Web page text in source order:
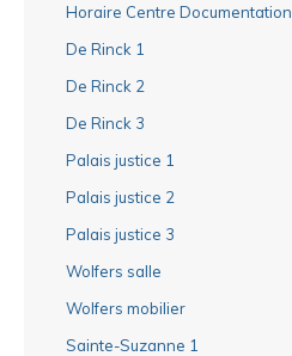
Horaire Centre Documentation
De Rinck 1
De Rinck 2
De Rinck 3
Palais justice 1
Palais justice 2
Palais justice 3
Wolfers salle
Wolfers mobilier
Sainte-Suzanne 1